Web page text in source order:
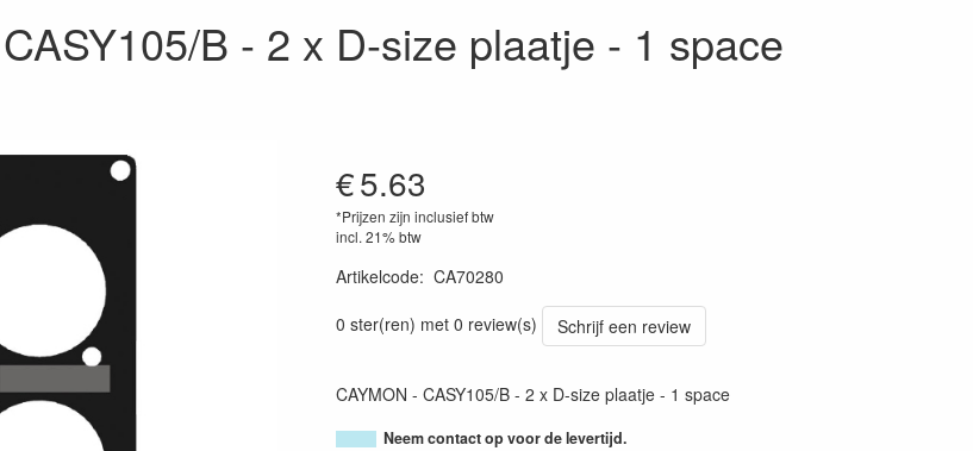
B - 2 x D-size plaatje - 1 space
€5.63
*Prijzen zijn inclusief btw
incl. 21% btw
Artikelcode: CA70280
0 ster(ren) met 0 review(s)
Schrijf een review
CAYMON - CASY105/B - 2 x D-size plaatje - 1 space
Neem contact op voor de levertijd.